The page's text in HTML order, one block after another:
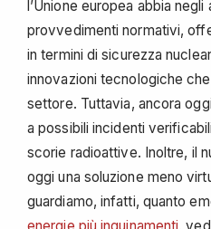
l’Unione europea abbia
provvedimenti normativi,
in termini di sicurezza
innovazioni tecnologiche
settore. Tuttavia, ancora
a possibili incidenti
scorie radioattive. Inoltre, il
oggi una soluzione meno
guardiamo, infatti, quanto
energie più inquinamenti,